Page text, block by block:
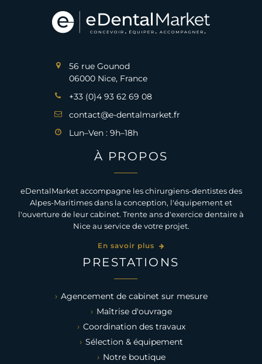
56 rue Gounod
06000 Nice, France
+33 (0)4 93 62 69 08
contact@e-dentalmarket.fr
Lun–Ven : 9h–18h
À PROPOS
eDentalMarket accompagne les chirurgiens-dentistes des
Alpes-Maritimes dans la conception, l'équipement et
l'ouverture de leur cabinet. Trente ans d'exercice dentaire à
Nice au service de votre projet.
En savoir plus
PRESTATIONS
Agencement de cabinet sur mesure
Maîtrise d'ouvrage
Coordination des travaux
Sélection & équipement
Notre boutique